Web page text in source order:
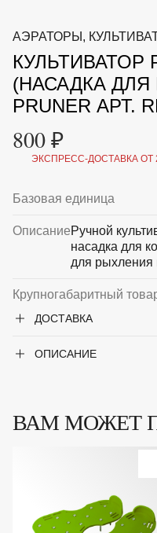
МАЛАЯ
ОТПУГИВАТЕЛИ
ГРЫЗУНОВ
САДОВАЯ ОДЕЖДА
САДОВЫЙ
СЕМЕНА
ТОВАРЫ ДЛЯ БАНЬ
ТОВАРЫ ДЛЯ
ХОЗ ТОВАРЫ
Sale Новинки
УХОД
+7 (495) 197 87
87
АЭРАТОРЫ,
КУЛЬТИВАТОР
(НАСАДКА
PRUNER АРТ.
800 ₽
ЭКСПРЕСС-ДОСТАВКА ОТ
Базовая единица
ОписаниеРучной
насадка для
для рыхления
Крупногабаритный
ДОСТАВКА
ОПИСАНИЕ
ВАМ МОЖЕТ